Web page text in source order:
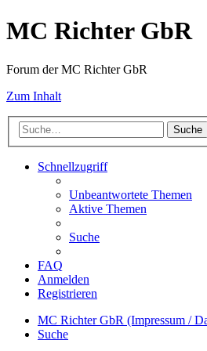
MC Richter GbR
Forum der MC Richter GbR
Zum Inhalt
Suche
Schnellzugriff
Unbeantwortete Themen
Aktive Themen
Suche
FAQ
Anmelden
Registrieren
MC Richter GbR (Impressum /
Suche